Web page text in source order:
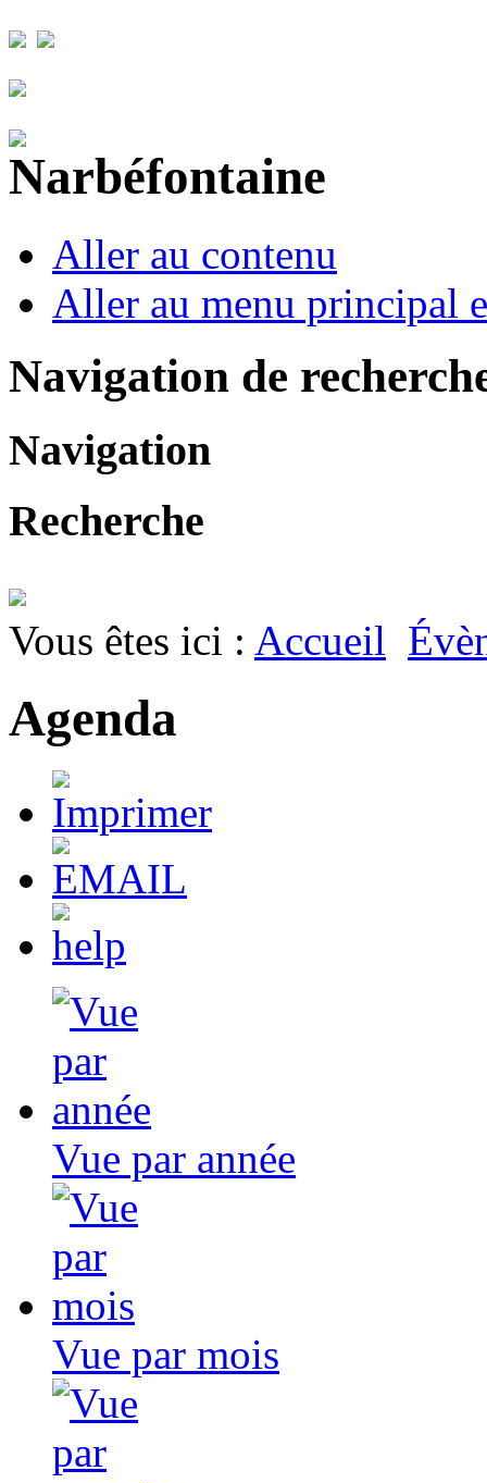
Aller au contenu
Aller au menu principal
Navigation de
Navigation
Recherche
Vous êtes ici : Accueil
Agenda
Vue par année
Vue par mois